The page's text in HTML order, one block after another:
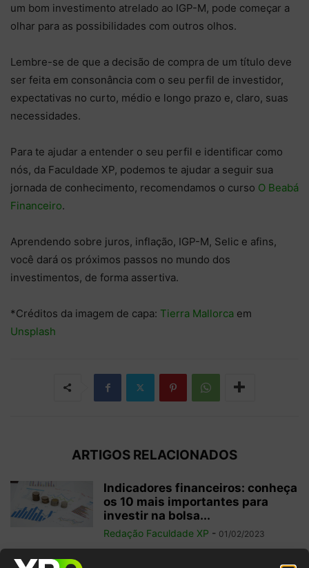
um bom investimento atrelado ao IGP-M, pode começar a
olhar para as possibilidades com outros olhos.
Lembre-se de que a decisão de compra de um título deve
ser feita em consonância com o seu perfil de investidor,
expectativas no curto, médio e longo prazo e, claro, suas
necessidades.
Para te ajudar a entender o seu perfil e identificar como
nós, da Faculdade XP, podemos te ajudar a seguir sua
jornada de conhecimento, recomendamos o curso O Beabá
Financeiro.
Aprendendo sobre juros, inflação, IGP-M, Selic e afins,
você dará os próximos passos no mundo dos
investimentos, de forma assertiva.
*Créditos da imagem de capa: Tierra Mallorca em
Unsplash
ARTIGOS RELACIONADOS
Indicadores financeiros: conheça
os 10 mais importantes para
investir na bolsa...
Redação Faculdade XP - 01/02/2023